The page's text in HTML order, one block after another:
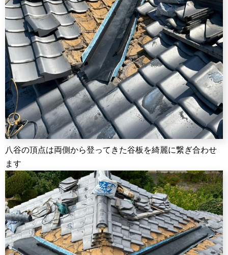
八谷の頂点は両側から登ってきた谷板を綺麗に繋ぎ合わせ
ます